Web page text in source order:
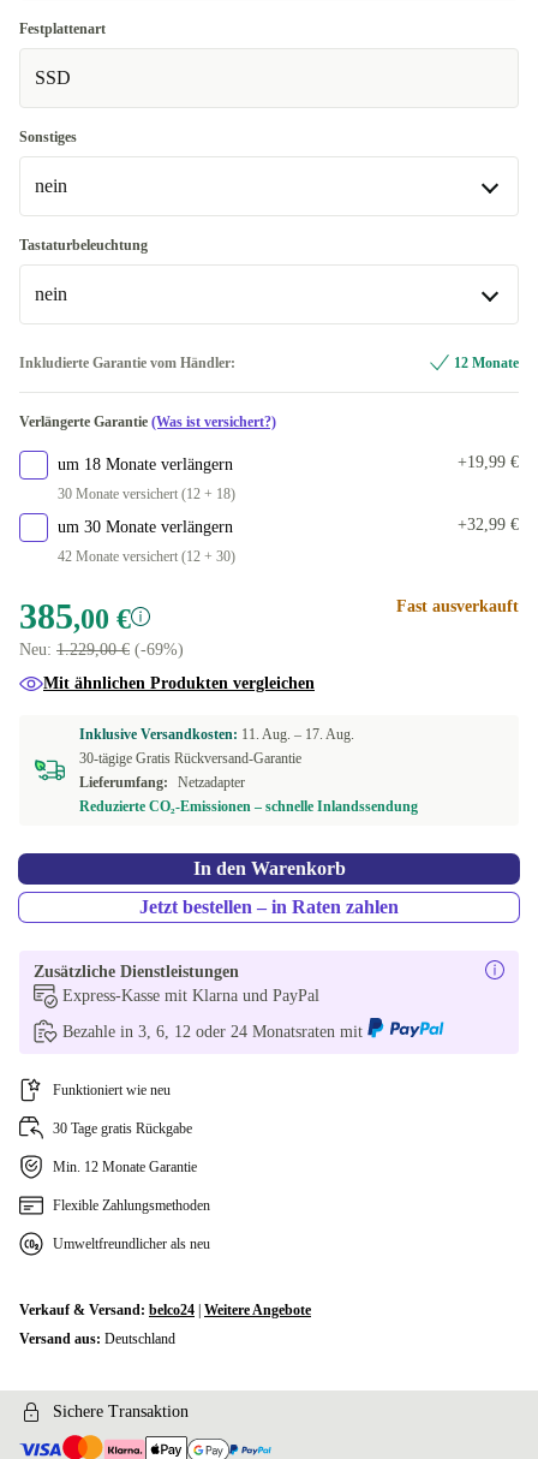
Windows 11 Professional
In anderen Kombinationen verfügbar
Windows 11 Home
Festplattenart
SSD
Sonstiges
nein
nein
In anderen Kombinationen verfügbar
Surface Dock
Tastaturbeleuchtung
nein
In anderen Kombinationen verfügbar
Inkludierte Garantie vom Händler: 12 Monate
Verlängerte Garantie (Was ist versichert?)
um 18 Monate verlängern
30 Monate versichert (12 + 18)
+19,99 €
um 30 Monate verlängern
42 Monate versichert (12 + 30)
+32,99 €
385,00 €
Neu: 1.229,00 € (-69%)
Fast ausverkauft
Mit ähnlichen Produkten vergleichen
Inklusive Versandkosten: 11. Aug. – 17. Aug.
30-tägige Gratis Rückversand-Garantie
Lieferumfang:
Netzadapter
Reduzierte CO₂-Emissionen – schnelle Inlandssendung
In den Warenkorb
Jetzt bestellen – in Raten zahlen
Zusätzliche Dienstleistungen
Express-Kasse mit Klarna und PayPal
Bezahle in 3, 6, 12 oder 24 Monatsraten mit
Funktioniert wie neu
30 Tage gratis Rückgabe
Min. 12 Monate Garantie
Flexible Zahlungsmethoden
Umweltfreundlicher als neu
Verkauf & Versand: belco24 Weitere Angebote
Versand aus: Deutschland
Sichere Transaktion